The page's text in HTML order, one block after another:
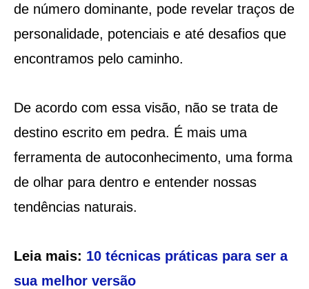
de número dominante, pode revelar traços de
personalidade, potenciais e até desafios que
encontramos pelo caminho.
De acordo com essa visão, não se trata de
destino escrito em pedra. É mais uma
ferramenta de autoconhecimento, uma forma
de olhar para dentro e entender nossas
tendências naturais.
Leia mais: 10 técnicas práticas para ser a
sua melhor versão